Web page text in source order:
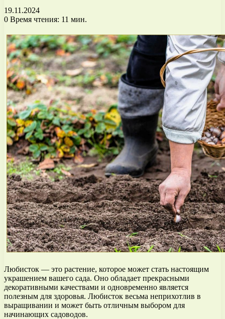
19.11.2024
0 Время чтения: 11 мин.
Любисток — это растение, которое может стать настоящим
украшением вашего сада. Оно обладает прекрасными
декоративными качествами и одновременно является
полезным для здоровья. Любисток весьма неприхотлив в
выращивании и может быть отличным выбором для
начинающих садоводов.